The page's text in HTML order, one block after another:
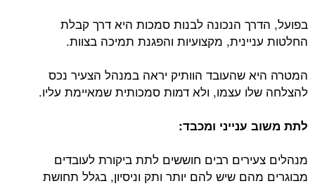
בפועל, הדרך הנכונה לבנות סמכות היא דרך קבלת
החלטות עניינית, מקצועיות והפגנת תמיכה בצוות.
המטרה היא שהעובד הוותיק יראה במנהל הצעיר נכס
להצלחה שלו עצמו, ולא דמות סמכותית שמאיימת עליו.
לתת משוב ענייני ומכבד:
מנהלים צעירים רבים חוששים לתת ביקורת לעובדים
מבוגרים מהם שיש להם יותר ותק וניסיון, בגלל תחושת